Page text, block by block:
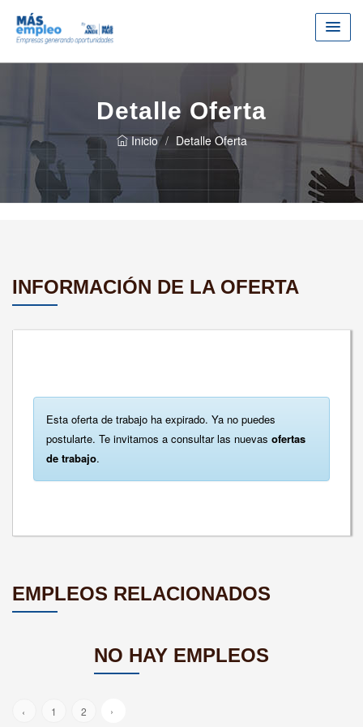
Detalle Oferta
Inicio Detalle Oferta
INFORMACIÓN DE LA OFERTA
Esta oferta de trabajo ha expirado. Ya no puedes
postularte. Te invitamos a consultar las nuevas ofertas
de trabajo.
EMPLEOS RELACIONADOS
NO HAY EMPLEOS
‹ 1 2 ›